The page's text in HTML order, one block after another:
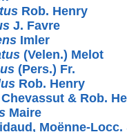
Rob. Henry
J. Favre
Imler
(Velen.) Melot
(Pers.) Fr.
Rob. Henry
Chevassut & Rob.
Maire
Moënne-Locc.